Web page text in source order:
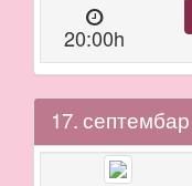
20:00h
17. септембар